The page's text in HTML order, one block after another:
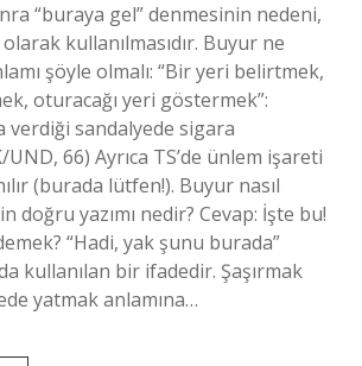
“buraya gel” denmesinin nedeni,
kullanılmasıdır. Buyur ne
şöyle olmalı: “Bir yeri belirtmek,
oturacağı yeri göstermek”:
verdiği sandalyede sigara
UND, 66) Ayrıca TS’de ünlem işareti
(burada lütfen!). Buyur nasıl
doğru yazımı nedir? Cevap: İşte bu!
“Hadi, yak şunu burada”
kullanılan bir ifadedir. Şaşırmak
yatmak anlamına…